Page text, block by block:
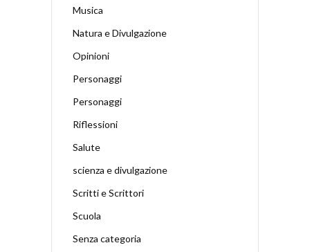
Musica
Natura e Divulgazione
Opinioni
Personaggi
Personaggi
Riflessioni
Salute
scienza e divulgazione
Scritti e Scrittori
Scuola
Senza categoria